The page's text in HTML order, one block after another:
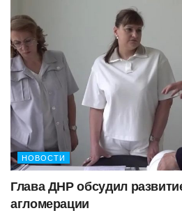
НОВОСТИ
Глава ДНР обсудил
агломерации